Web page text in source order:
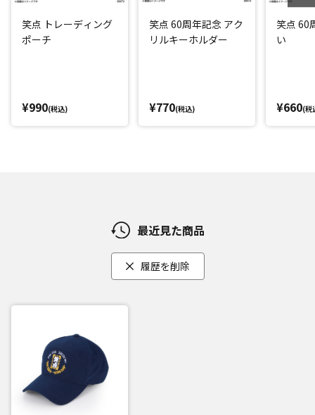
笑点 トレーディング
ポーチ
¥990(税込)
笑点 60周年記念 アク
リルキーホルダー
¥770(税込)
笑点 60
い
¥660(税
最近見た商品
履歴を削除